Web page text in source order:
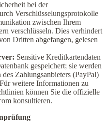
bei der
Verschlüsselungsprotokolle
zwischen Ihrem
verschlüsseln. Dies verhindert
Dritten abgefangen, gelesen
Sensitive Kreditkartendaten
gespeichert; sie werden
Zahlungsanbieters (PayPal)
weitere Informationen zu
können Sie die offizielle
konsultieren.